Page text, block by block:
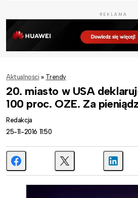
REKLAMA
Aktualności » Trendy
20. miasto w USA
100 proc. OZE. Za
Redakcja
25-11-2016 11:50